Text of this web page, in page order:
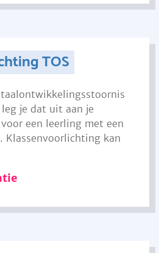
TOS
je dat uit aan je
een leerling met een
Klassenvoorlichting kan